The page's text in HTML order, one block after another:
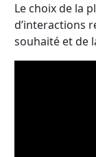
Le choix de la
d’interactions
souhaité et de